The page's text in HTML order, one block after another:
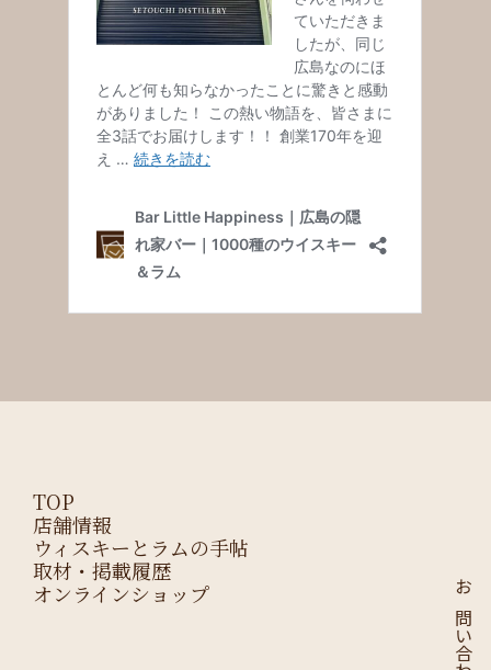
TOP
店舗情報
ウィスキーとラムの手帖
取材・掲載履歴
オンラインショップ